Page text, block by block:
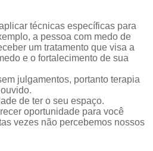
técnicas específicas para
a pessoa com medo de
um tratamento que visa a
e o fortalecimento de sua
julgamentos, portanto terapia
.
de ter o seu espaço.
oportunidade para você
vezes não percebemos nossos